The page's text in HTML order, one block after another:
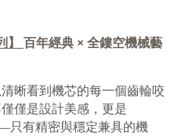
】 百年經典 × 全鏤空機械藝
晰看到機芯的每一個齒輪咬
僅是設計美感，更是
只有精密與穩定兼具的機